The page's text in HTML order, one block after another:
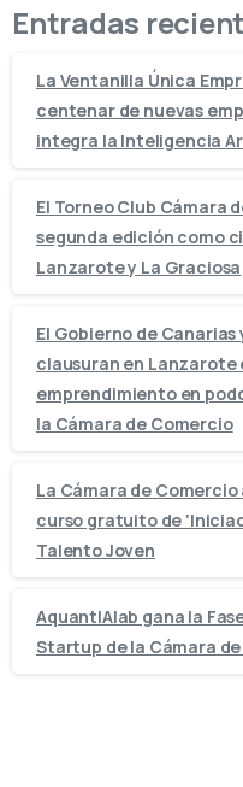
Entradas
La Ventanilla Única
centenar de nuevas
integra la Inteligencia
El Torneo Club Cámara
segunda edición como
Lanzarote y La Graciosa
El Gobierno de Canarias
clausuran en Lanzarote
emprendimiento en
la Cámara de Comercio
La Cámara de
curso gratuito de
Talento Joven
AquantIAlab gana la
Startup de la Cámara